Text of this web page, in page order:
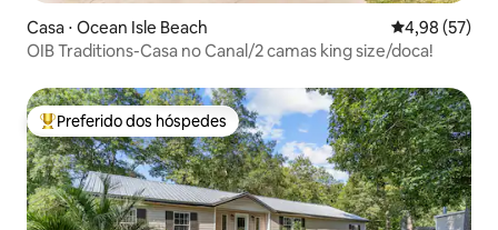
Casa ⋅ Ocean Isle Beach 4,98 de uma
4,98 (57)
OIB Traditions-Casa no Canal/2 camas king size/doca!
Entre os melhores preferidos dos hóspedes
Preferido dos hóspedes